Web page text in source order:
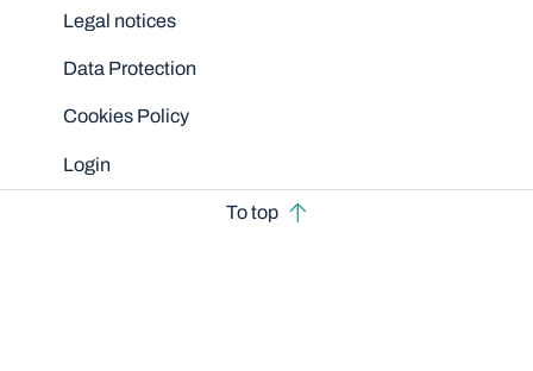
Legal notices
Data Protection
Cookies Policy
Login
To top